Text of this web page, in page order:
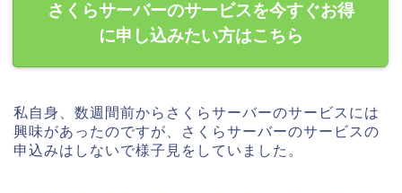
さくらサーバーのサービスを今すぐお得
に申し込みたい方はこちら
私自身、数週間前からさくらサーバーのサービスには
興味があったのですが、さくらサーバーのサービスの
申込みはしないで様子見をしていました。